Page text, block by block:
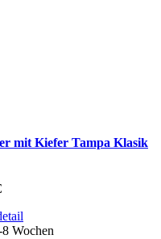
mit Kiefer Tampa Klasik
Wochen